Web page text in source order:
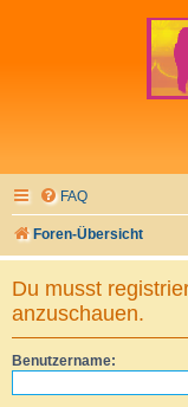
FAQ
Foren-Übersicht
Du musst
anzuschauen.
Benutzername: